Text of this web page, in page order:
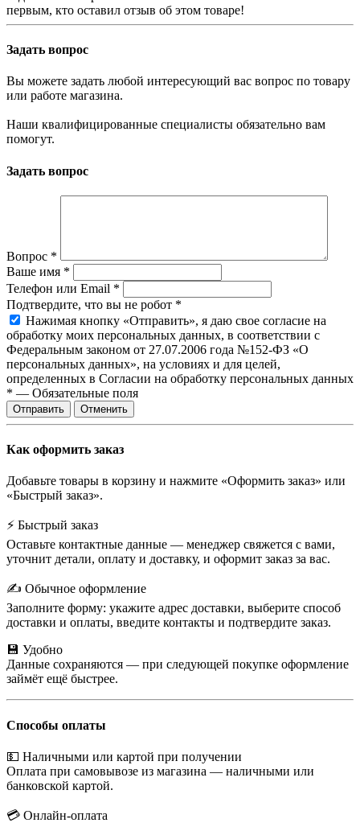
первым, кто оставил отзыв об этом товаре!
Задать вопрос
Вы можете задать любой интересующий вас вопрос по товару
или работе магазина.
Наши квалифицированные специалисты обязательно вам
помогут.
Задать вопрос
Вопрос *
Ваше имя *
Телефон или Email *
Подтвердите, что вы не робот *
Нажимая кнопку «Отправить», я даю свое согласие на
обработку моих персональных данных, в соответствии с
Федеральным законом от 27.07.2006 года №152-ФЗ «О
персональных данных», на условиях и для целей,
определенных в Согласии на обработку персональных данных
* — Обязательные поля
Отправить Отменить
Как оформить заказ
Добавьте товары в корзину и нажмите «Оформить заказ» или
«Быстрый заказ».
⚡ Быстрый заказ
Оставьте контактные данные — менеджер свяжется с вами,
уточнит детали, оплату и доставку, и оформит заказ за вас.
✍️ Обычное оформление
Заполните форму: укажите адрес доставки, выберите способ
доставки и оплаты, введите контакты и подтвердите заказ.
💾 Удобно
Данные сохраняются — при следующей покупке оформление
займёт ещё быстрее.
Способы оплаты
💵 Наличными или картой при получении
Оплата при самовывозе из магазина — наличными или
банковской картой.
💳 Онлайн-оплата